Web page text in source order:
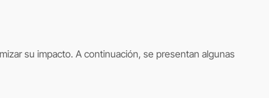
su impacto. A continuación, se presentan algunas